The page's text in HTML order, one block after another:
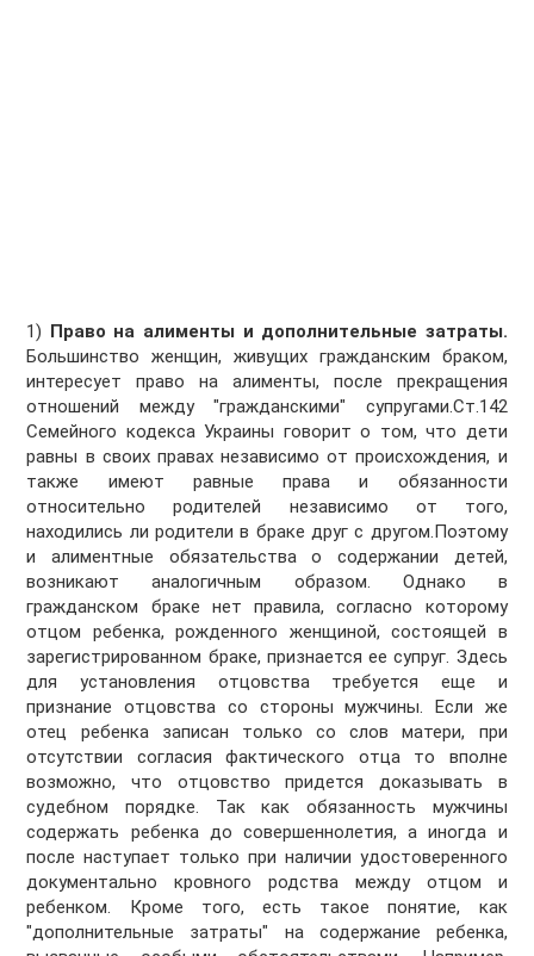
1) Право на алименты и дополнительные затраты.
Большинство женщин, живущих гражданским браком,
интересует право на алименты, после прекращения
отношений между "гражданскими" супругами.Ст.142
Семейного кодекса Украины говорит о том, что дети
равны в своих правах независимо от происхождения, и
также имеют равные права и обязанности
относительно родителей независимо от того,
находились ли родители в браке друг с другом.Поэтому
и алиментные обязательства о содержании детей,
возникают аналогичным образом. Однако в
гражданском браке нет правила, согласно которому
отцом ребенка, рожденного женщиной, состоящей в
зарегистрированном браке, признается ее супруг. Здесь
для установления отцовства требуется еще и
признание отцовства со стороны мужчины. Если же
отец ребенка записан только со слов матери, при
отсутствии согласия фактического отца то вполне
возможно, что отцовство придется доказывать в
судебном порядке. Так как обязанность мужчины
содержать ребенка до совершеннолетия, а иногда и
после наступает только при наличии удостоверенного
документально кровного родства между отцом и
ребенком. Кроме того, есть такое понятие, как
"дополнительные затраты" на содержание ребенка,